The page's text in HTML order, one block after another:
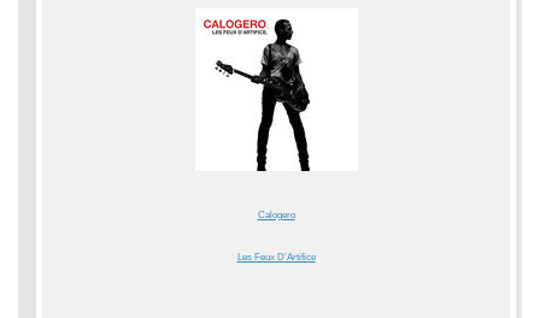
Calogero
Les Feux D’Artifice